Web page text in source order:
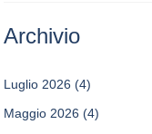
Archivio
Luglio 2026 (4)
Maggio 2026 (4)